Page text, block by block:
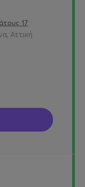
17
Αττική